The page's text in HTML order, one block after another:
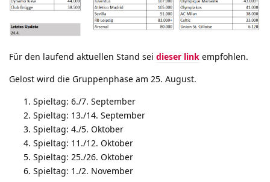
Für den laufend aktuellen Stand sei dieser link empfohlen.
Gelost wird die Gruppenphase am 25. August.
Spieltag: 6./7. September
Spieltag: 13./14. September
Spieltag: 4./5. Oktober
Spieltag: 11./12. Oktober
Spieltag: 25./26. Oktober
Spieltag: 1./2. November